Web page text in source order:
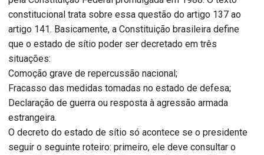
constitucional trata sobre essa questão do artigo 137 ao
artigo 141. Basicamente, a Constituição brasileira define
que o estado de sítio poder ser decretado em três
situações:
Comoção grave de repercussão nacional;
Fracasso das medidas tomadas no estado de defesa;
Declaração de guerra ou resposta à agressão armada
estrangeira.
O decreto do estado de sítio só acontece se o presidente
seguir o seguinte roteiro: primeiro, ele deve consultar o